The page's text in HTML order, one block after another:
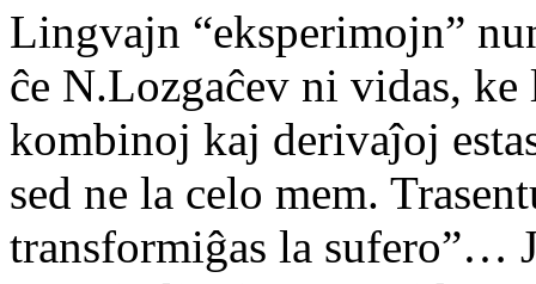
Lingvajn “eksperimojn”
ĉe N.Lozgaĉev ni vidas,
kombinoj kaj derivaĵoj
sed ne la celo mem.
transformiĝas la sufero”…